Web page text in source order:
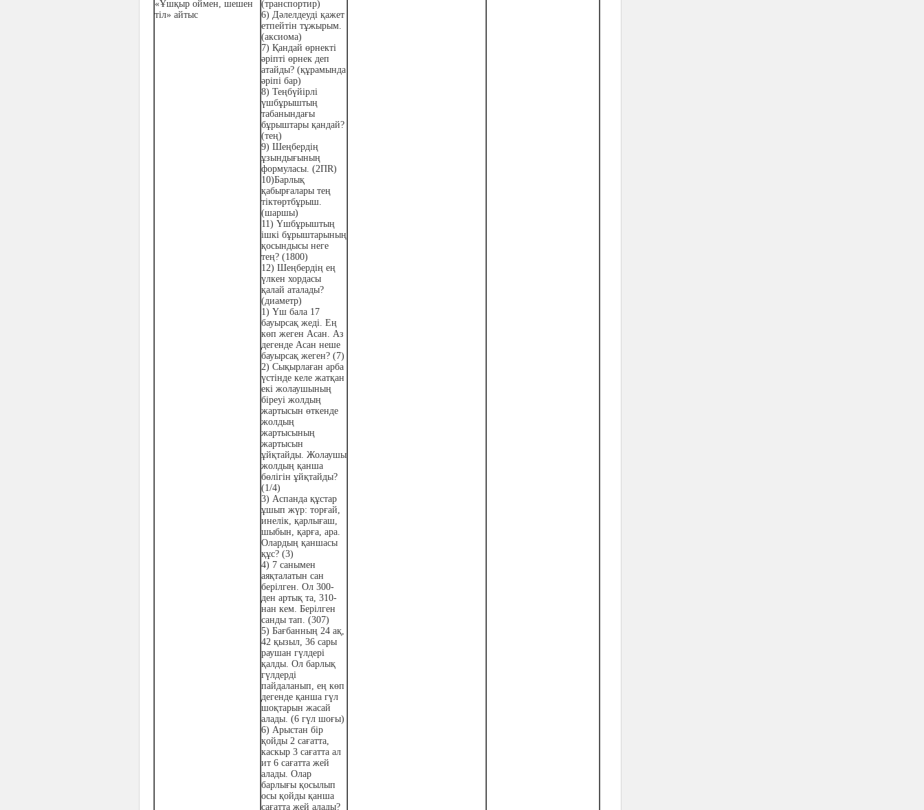
«Ұшқыр оймен, шешен
тіл» айтыс
(транспортир)
6) Дәлелдеуді қажет
етпейтін тұжырым.
(аксиома)
7) Қандай өрнекті
әріпті өрнек деп
атайды? (құрамында
әріпі бар)
8) Теңбүйірлі
үшбұрыштың
табанындағы
бұрыштары қандай?
(тең)
9) Шеңбердің
ұзындығының
формуласы. (2ПR)
10)Барлық
қабырғалары тең
тіктөртбұрыш.
(шаршы)
11) Үшбұрыштың
ішкі бұрыштарының
қосындысы неге
тең? (1800)
12) Шеңбердің ең
үлкен хордасы
қалай аталады?
(диаметр)
1) Үш бала 17
бауырсақ жеді. Ең
көп жеген Асан. Аз
дегенде Асан неше
бауырсақ жеген? (7)
2) Сықырлаған арба
үстінде келе жатқан
екі жолаушының
біреуі жолдың
жартысын өткенде
жолдың
жартысының
жартысын
ұйқтайды. Жолаушы
жолдың қанша
бөлігін ұйқтайды?
(1/4)
3) Аспанда құстар
ұшып жүр: торғай,
инелік, қарлығаш,
шыбын, қарға, ара.
Олардың қаншасы
құс? (3)
4) 7 санымен
аяқталатын сан
берілген. Ол 300-
ден артық та, 310-
нан кем. Берілген
санды тап. (307)
5) Бағбанның 24 ақ,
42 қызыл, 36 сары
раушан гүлдері
қалды. Ол барлық
гүлдерді
пайдаланып, ең көп
дегенде қанша гүл
шоқтарын жасай
алады. (6 гүл шоғы)
6) Арыстан бір
қойды 2 сағатта,
каскыр 3 сағатта ал
ит 6 сағатта жей
алады. Олар
барлығы қосылып
осы қойды қанша
сағатта жей алады?